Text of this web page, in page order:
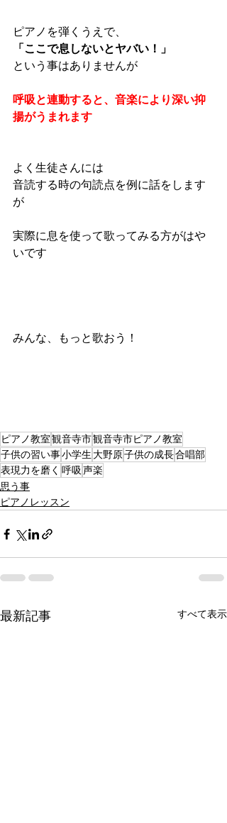
ピアノを弾くうえで、
「ここで息しないとヤバい！」
という事はありませんが
呼吸と連動すると、音楽により深い抑
揚がうまれます
よく生徒さんには
音読する時の句読点を例に話をします
が
実際に息を使って歌ってみる方がはや
いです
みんな、もっと歌おう！
ピアノ教室観音寺市観音寺市ピアノ教室
子供の習い事小学生 大野原子供の成長合唱部
表現力を磨く 呼吸 声楽
思う事
ピアノレッスン
最新記事 すべて表示